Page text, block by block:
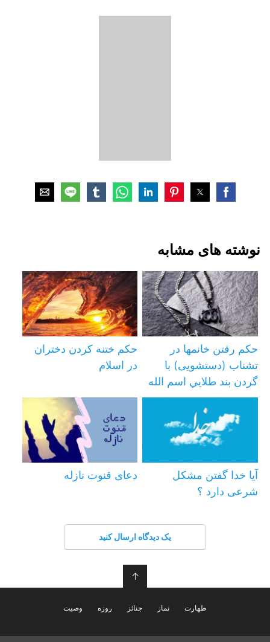
نوشته های مشابه
حکم رفتن خانمها در
تشناب (دستشویی) با
گردن بند طلايي اسم الله
حکم ختنه کردن دختران
در اسلام
آیا خدا گفتن مشکل
شرعی دارد ؟‌
دعای قنوت نازله
یک دیدگاه ارسال کنید
↑
طهارت نماز جنائز روزه وصیت